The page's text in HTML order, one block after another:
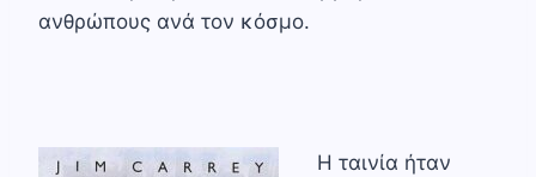
ανθρώπους ανά τον κόσμο.
Η ταινία ήταν